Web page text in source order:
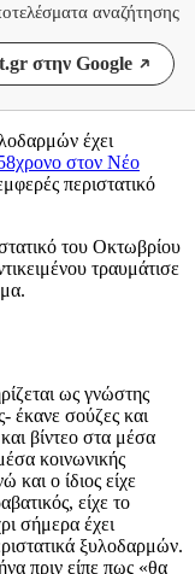
αναζήτησης
στην Google
έχει
στον Νέο
περιστατικό
του Οκτωβρίου
τραυμάτισε
ως γνώστης
έκανε σούζες και
βίντεο στα μέσα
κοινωνικής
και ο ίδιος είχε
είχε το
σήμερα έχει
ξυλοδαρμών.
πριν είπε πως «θα